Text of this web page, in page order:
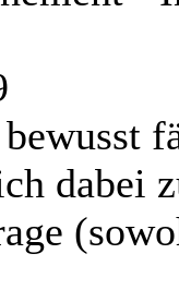
dabei